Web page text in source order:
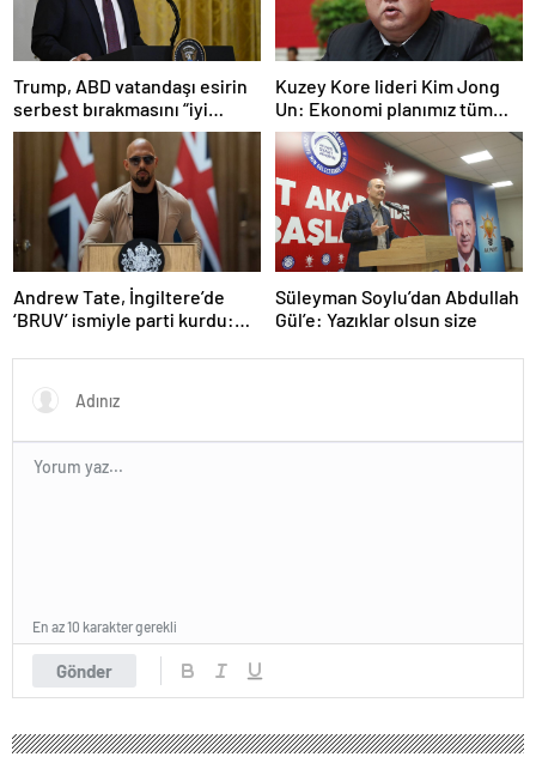
Trump, ABD vatandaşı esirin
serbest bırakmasını “iyi
niyetle atılmış bir adım”
olarak değerlendirdi
Kuzey Kore lideri Kim Jong
Un: Ekonomi planımız tüm
sektörlerde başarısız oldu
Andrew Tate, İngiltere’de
‘BRUV’ ismiyle parti kurdu:
propagandasını
yasaklayacağız’
Süleyman Soylu’dan Abdullah
Gül’e: Yazıklar olsun size
Gönder
En az 10 karakter gerekli